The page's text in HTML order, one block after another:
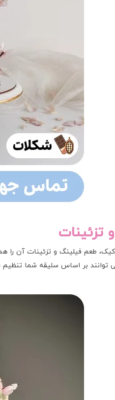
طعم فیلینگ و تزئینات آن
توانند بر اساس سلیقه شما تنظیم